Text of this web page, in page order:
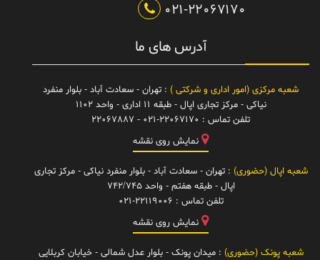
021-22067170
آدرس های ما
شعبه مرکزی (امور اداری و شرکتی ) : تهران - سعادت آباد - بلوار منفرد
نیاکی - مرکز تجاری اپال - طبقه 11 اداری - واحد 1102
تلفن تماس : 021-22067170 - 22067887
نمایش روی نقشه
شعبه اپال (حضوری) : تهران - سعادت آباد - بلوار منفرد نیاکی - مرکز تجاری
اپال - طبقه هفتم - واحد 742/745
تلفن تماس : 021-22119006
نمایش روی نقشه
شعبه پونک (حضوری) : میدان پونک - بلوار عدل شمالی - خیابان کربلایی